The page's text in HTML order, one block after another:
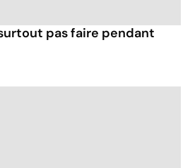
pas faire pendant